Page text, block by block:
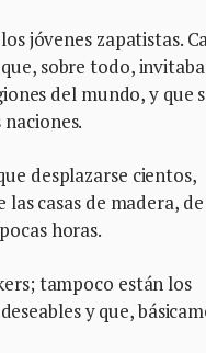
jóvenes zapatistas.
sobre todo,
del mundo, y que
desplazarse cientos,
casas de madera,
horas.
tampoco están los
y que,